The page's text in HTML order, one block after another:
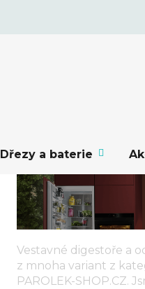
Dřezy a baterie
Vestavné digestoře a
z mnoha variant z
PAROLEK-SHOP.CZ.